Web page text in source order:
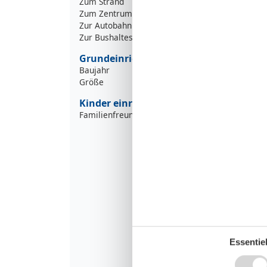
Zum Zentrum
Zur Autobahn
Zur Bushaltestelle
Grundeinrichtungen
Baujahr
Größe
Kinder einrichtungen
Familienfreundlich